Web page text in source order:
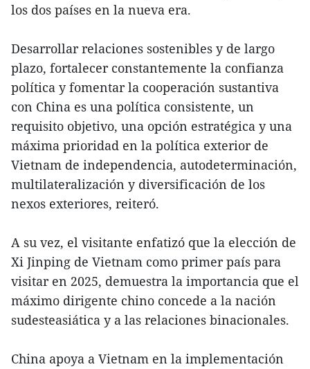
los dos países en la nueva era.
Desarrollar relaciones sostenibles y de largo
plazo, fortalecer constantemente la confianza
política y fomentar la cooperación sustantiva
con China es una política consistente, un
requisito objetivo, una opción estratégica y una
máxima prioridad en la política exterior de
Vietnam de independencia, autodeterminación,
multilateralización y diversificación de los
nexos exteriores, reiteró.
A su vez, el visitante enfatizó que la elección de
Xi Jinping de Vietnam como primer país para
visitar en 2025, demuestra la importancia que el
máximo dirigente chino concede a la nación
sudesteasiática y a las relaciones binacionales.
China apoya a Vietnam en la implementación